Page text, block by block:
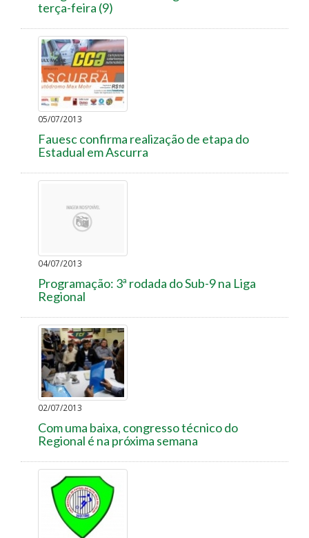
terça-feira (9)
05/07/2013
Fauesc confirma realização de etapa do
Estadual em Ascurra
04/07/2013
Programação: 3ª rodada do Sub-9 na Liga
Regional
02/07/2013
Com uma baixa, congresso técnico do
Regional é na próxima semana